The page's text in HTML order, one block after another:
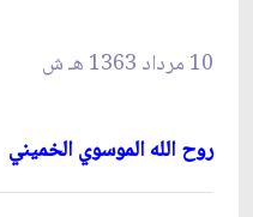
10 مرداد 1363 هـ ش‏
روح الله الموسوي الخميني‏